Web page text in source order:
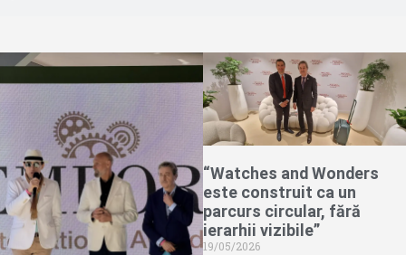
“Watches and Wonders
este construit ca un
parcurs circular, fără
ierarhii vizibile”
19/05/2026